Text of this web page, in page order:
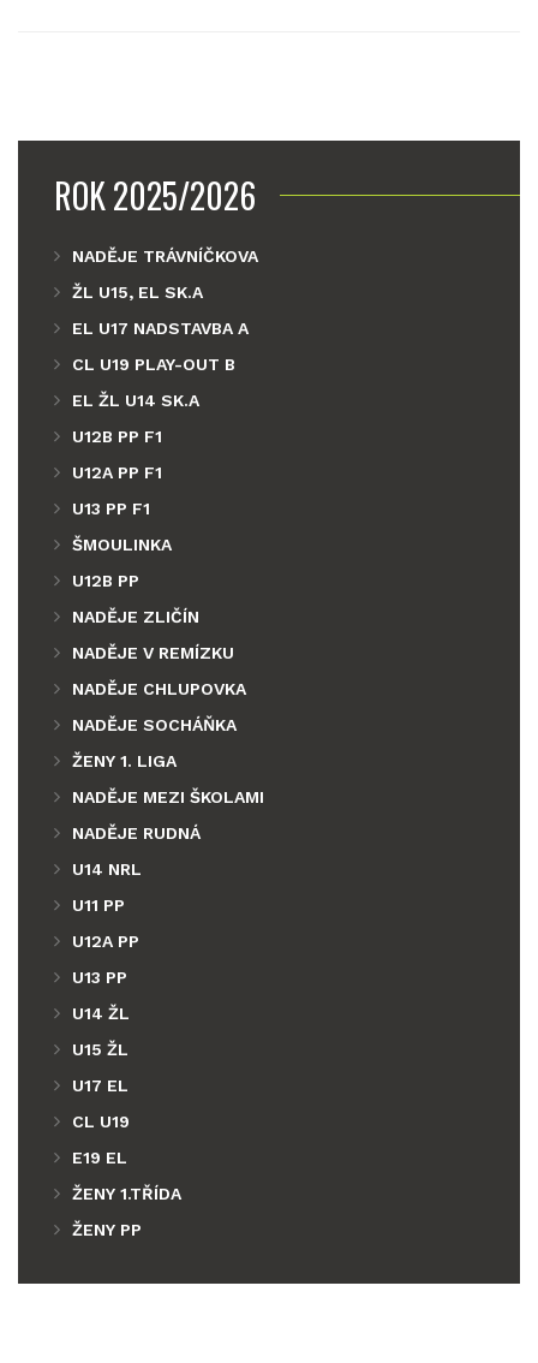
ROK 2025/2026
NADĚJE TRÁVNÍČKOVA
ŽL U15, EL SK.A
EL U17 NADSTAVBA A
CL U19 PLAY-OUT B
EL ŽL U14 SK.A
U12B PP F1
U12A PP F1
U13 PP F1
ŠMOULINKA
U12B PP
NADĚJE ZLIČÍN
NADĚJE V REMÍZKU
NADĚJE CHLUPOVKA
NADĚJE SOCHÁŇKA
ŽENY 1. LIGA
NADĚJE MEZI ŠKOLAMI
NADĚJE RUDNÁ
U14 NRL
U11 PP
U12A PP
U13 PP
U14 ŽL
U15 ŽL
U17 EL
CL U19
E19 EL
ŽENY 1.TŘÍDA
ŽENY PP